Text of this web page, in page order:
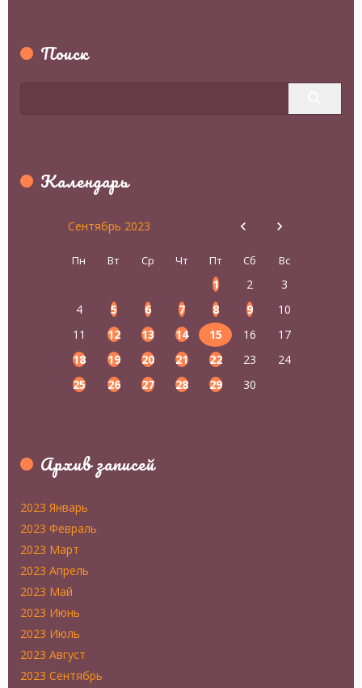
Поиск
Календарь
Сентябрь 2023
Пн Вт Ср Чт Пт Сб Вс
1 2
3
4
5 6 7 8 9
10
11
12 13 14 15 16
17
18
19 20 21 22 23
24
25
26 27 28 29 30
Архив записей
2023 Январь
2023 Февраль
2023 Март
2023 Апрель
2023 Май
2023 Июнь
2023 Июль
2023 Август
2023 Сентябрь